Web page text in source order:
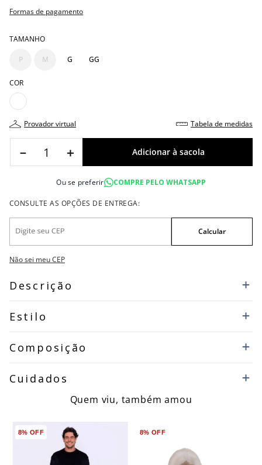
Formas de pagamento
TAMANHO
P M G GG
COR
provador virtual tabela de medidas
＋
－
Ou se preferir COMPRE PELO WHATSAPP
Não sei meu CEP
Descrição
Estilo
Composição
Cuidados
Quem viu, também amou
8% OFF 8% OFF